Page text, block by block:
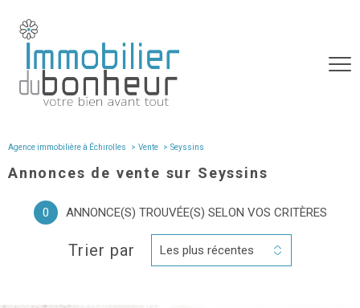
Agence immobilière à Échirolles Vente seyssins
Annonces de vente sur Seyssins
0 ANNONCE(S) TROUVÉE(S) SELON VOS CRITÈRES
Trier par Les plus récentes